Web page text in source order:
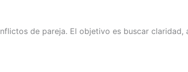
de pareja. El objetivo es buscar claridad,